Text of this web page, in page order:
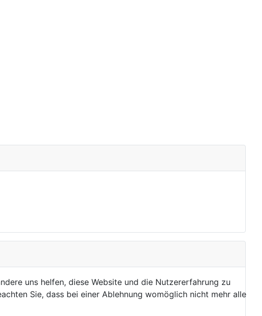
uns helfen, diese Website und die Nutzererfahrung zu
Sie, dass bei einer Ablehnung womöglich nicht mehr alle